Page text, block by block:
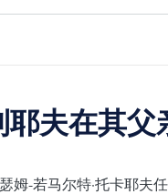
夫在其
姆-若马尔特·托卡耶夫